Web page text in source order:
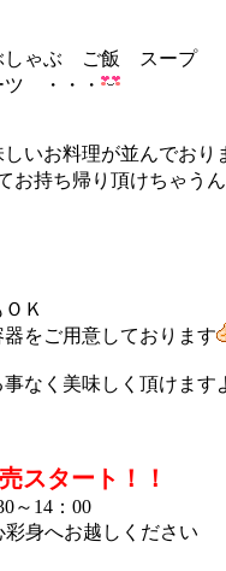
ゃぶ ご飯 スープ
・・・
いお料理が並んでおり
お持ち帰り頂けちゃう
Ｋ
をご用意しております
なく美味しく頂けます
スタート！！
～14：00
身へお越しください